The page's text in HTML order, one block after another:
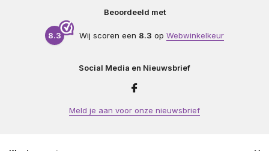
Beoordeeld met
8.3 Wij scoren een 8.3 op Webwinkelkeur
Social Media en Nieuwsbrief
Meld je aan voor onze nieuwsbrief